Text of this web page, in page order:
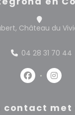
Château du
04 28 31 70 44
Facebook
contact met